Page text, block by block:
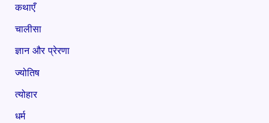
कथाएँ
चालीसा
ज्ञान और प्रेरणा
ज्योतिष
त्योहार
धर्म